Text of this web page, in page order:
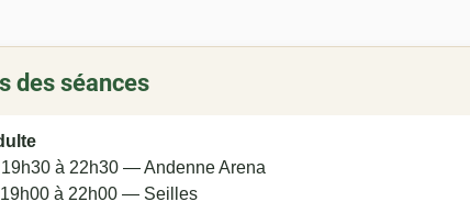
des séances
à 22h30 — Andenne Arena
à 22h00 — Seilles